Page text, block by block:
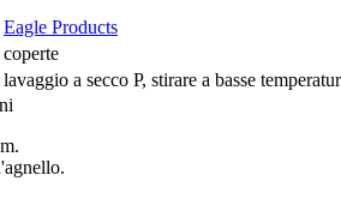
Eagle Products
coperte
lavaggio a secco P, stirare a basse